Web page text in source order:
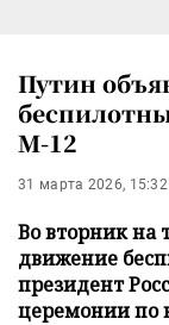
Путин
М-12
31 марта 2026, 15:32
Во вторник на
движение
президент
церемонии по